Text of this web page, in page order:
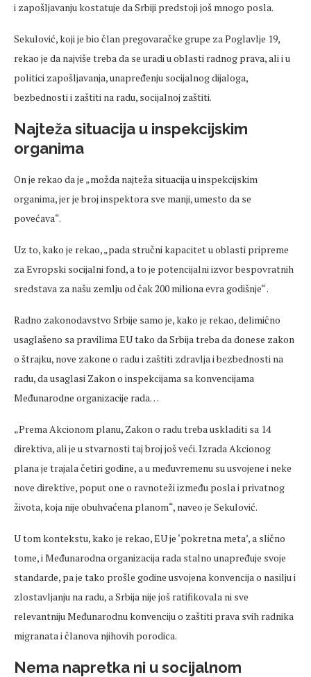
i zapošljavanju kostatuje da Srbiji predstoji još mnogo posla.
Sekulović, koji je bio član pregovaračke grupe za Poglavlje 19,
rekao je da najviše treba da se uradi u oblasti radnog prava, ali i u
politici zapošljavanja, unapređenju socijalnog dijaloga,
bezbednosti i zaštiti na radu, socijalnoj zaštiti.
Najteža situacija u inspekcijskim
organima
On je rekao da je „možda najteža situacija u inspekcijskim
organima, jer je broj inspektora sve manji, umesto da se
povećava“.
Uz to, kako je rekao, „pada stručni kapacitet u oblasti pripreme
za Evropski socijalni fond, a to je potencijalni izvor bespovratnih
sredstava za našu zemlju od čak 200 miliona evra godišnje“ .
Radno zakonodavstvo Srbije samo je, kako je rekao, delimično
usaglašeno sa pravilima EU tako da Srbija treba da donese zakon
o štrajku, nove zakone o radu i zaštiti zdravlja i bezbednosti na
radu, da usaglasi Zakon o inspekcijama sa konvencijama
Međunarodne organizacije rada…
„Prema Akcionom planu, Zakon o radu treba uskladiti sa 14
direktiva, ali je u stvarnosti taj broj još veći. Izrada Akcionog
plana je trajala četiri godine, a u međuvremenu su usvojene i neke
nove direktive, poput one o ravnoteži između posla i privatnog
života, koja nije obuhvaćena planom“, naveo je Sekulović.
U tom kontekstu, kako je rekao, EU je ‘pokretna meta’, a slično
tome, i Međunarodna organizacija rada stalno unapređuje svoje
standarde, pa je tako prošle godine usvojena konvencija o nasilju i
zlostavljanju na radu, a Srbija nije još ratifikovala ni sve
relevantniju Međunarodnu konvenciju o zaštiti prava svih radnika
migranata i članova njihovih porodica.
Nema napretka ni u socijalnom